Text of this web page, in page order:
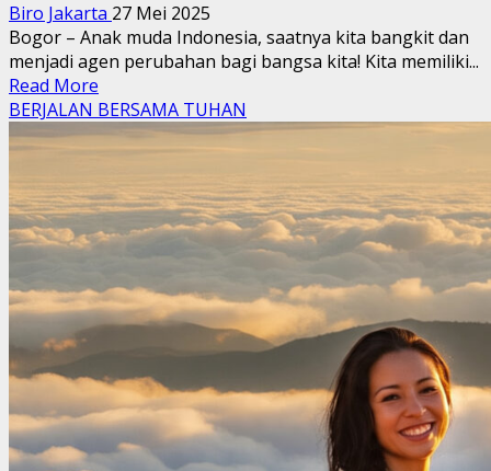
Biro Jakarta 27 Mei 2025
Bogor – Anak muda Indonesia, saatnya kita bangkit dan
menjadi agen perubahan bagi bangsa kita! Kita memiliki...
Read More
more
about
GERAKAN
MUDA
INDONESIA:
Mengguncang
dengan
Perubahan
BERJALAN BERSAMA TUHAN